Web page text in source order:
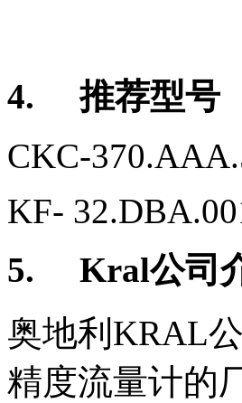
4.推荐型号
CKC-
KF-
5. Kral公司
奥地利 KRAL
精度流量计的